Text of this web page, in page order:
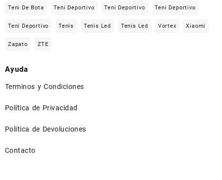
Teni De Bota Teni Deportivo Teni Deportivo Teni Deportivo
Teni Deportivo Tenis Tenis Led Tenis Led Vortex Xiaomi
Zapato ZTE
Ayuda
Terminos y Condiciones
Política de Privacidad
Politica de Devoluciones
Contacto